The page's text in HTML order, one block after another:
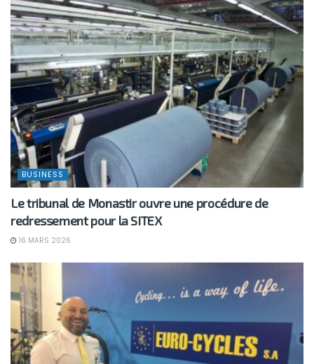
BUSINESS
Le tribunal de Monastir ouvre une procédure de
redressement pour la SITEX
16 MARS 2026